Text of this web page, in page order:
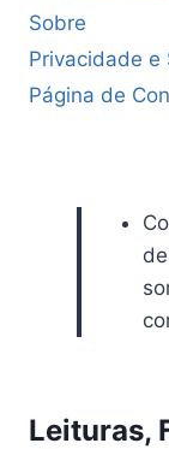
Sobre
Privacidade e
Página de
Leituras,